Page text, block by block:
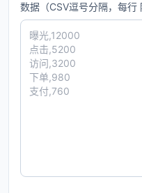
数据（CSV逗号分隔，每行